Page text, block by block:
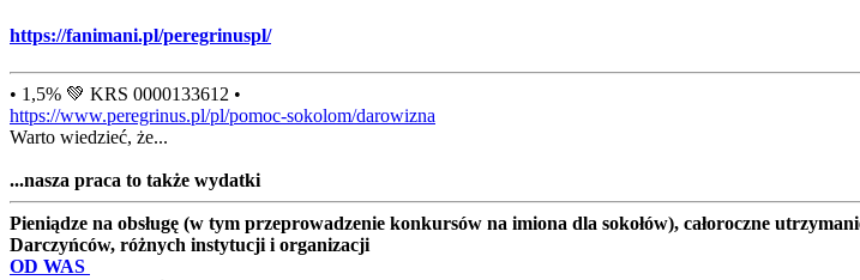
https://fanimani.pl/peregrinuspl/
• 1,5% 💚 KRS 0000133612 •
https://www.peregrinus.pl/pl/pomoc-sokolom/darowizna
Warto wiedzieć, że...
...nasza praca to także wydatki
Pieniądze na obsługę (w tym przeprowadzenie konkursów na imiona dla sokołów), całoroczne
Darczyńców, różnych instytucji i organizacji
OD WAS